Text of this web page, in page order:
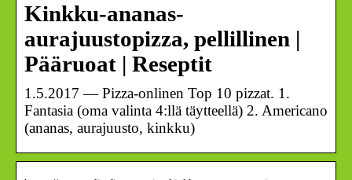
Kinkku-ananas-
aurajuustopizza, pellillinen |
Pääruoat | Reseptit
1.5.2017 — Pizza-onlinen Top 10 pizzat. 1.
Fantasia (oma valinta 4:llä täytteellä) 2. Americano
(ananas, aurajuusto, kinkku)